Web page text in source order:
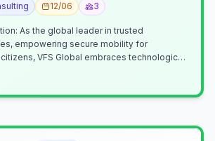
12/06 3
trusted
empowering secure mobility for
VFS Global embraces technological